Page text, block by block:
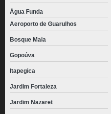
Água Funda
Aeroporto de Guarulhos
Bosque Maia
Gopoúva
Itapegica
Jardim Fortaleza
Jardim Nazaret